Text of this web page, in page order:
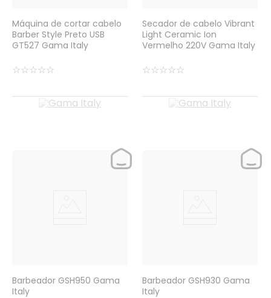
Máquina de cortar cabelo
Barber Style Preto USB
GT527 Gama Italy
☆☆☆☆☆
Secador de cabelo Vibrant
Light Ceramic Ion
Vermelho 220V Gama Italy
☆☆☆☆☆
Barbeador GSH950 Gama
Italy
Barbeador GSH930 Gama
Italy